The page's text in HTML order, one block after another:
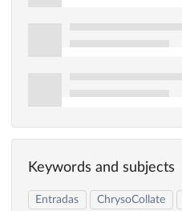
Keywords and subjects
Entradas ChrysoCollate